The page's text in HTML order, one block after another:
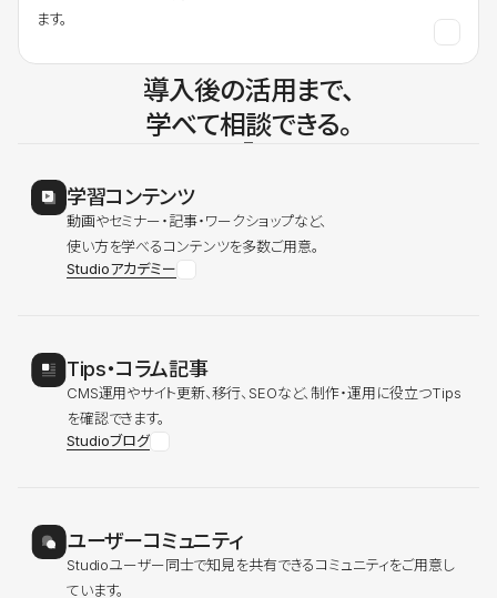
ます。
導入後の活用まで、
学べて相談できる。
学習コンテンツ
動画やセミナー・記事・ワークショップなど、
使い方を学べるコンテンツを多数ご用意。
Studioアカデミー
Tips・コラム記事
CMS運用やサイト更新、移行、SEOなど、制作・運用に役立つTips
を確認できます。
Studioブログ
ユーザーコミュニティ
Studioユーザー同士で知見を共有できるコミュニティをご用意し
ています。